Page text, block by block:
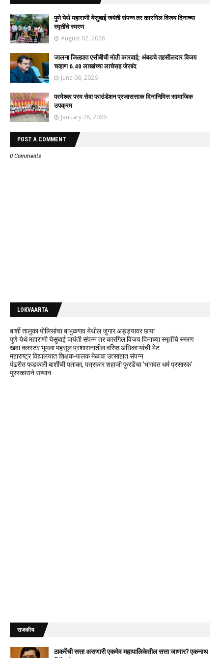
पुणे येथे महाराणी येसुबाई जयंती संपन्न तर कारगिल विजय दिनाच्या
स्मृतींचे स्मरण
August 02, 2026
जालना जिल्ह्यात एसीबीची मोठी कारवाई; अंबडचे तहसीलदार विजय
चव्हाण 6.40 लाखांच्या लाचेसह जेरबंद
June 06, 2026
परमेश्वर परम सेवा फाउंडेशन प्रजासत्ताक दिनानिमित्त सामाजिक
उपक्रम
January 28, 2026
POST A COMMENT
0 Comments
LOKVAARTA
बार्शी तालुका पोलिसांचा बाभुळगाव येथील जुगार अड्ड्यावर छापा
पुणे येथे महाराणी येसुबाई जयंती संपन्न तर कारगिल विजय दिनाच्या स्मृतींचे स्मरण
खवा क्लस्टर भूमला महसूल प्रशासनातील वरिष्ठ अधिकाऱ्यांची भेट
महाराष्ट्र विद्यालयात शिक्षक-पालक मेळावा उत्साहात संपन्न
पंढरीत फडकली बार्शीची पताका, पत्रकार शहाजी फुरडेंचा 'भागवत धर्म प्रसारक'
पुरस्काराने सन्मान
राजकीय
ठाकरेंची सत्ता असणारी एकमेव महापालिकेतील सत्ता जाणार? एकनाथ